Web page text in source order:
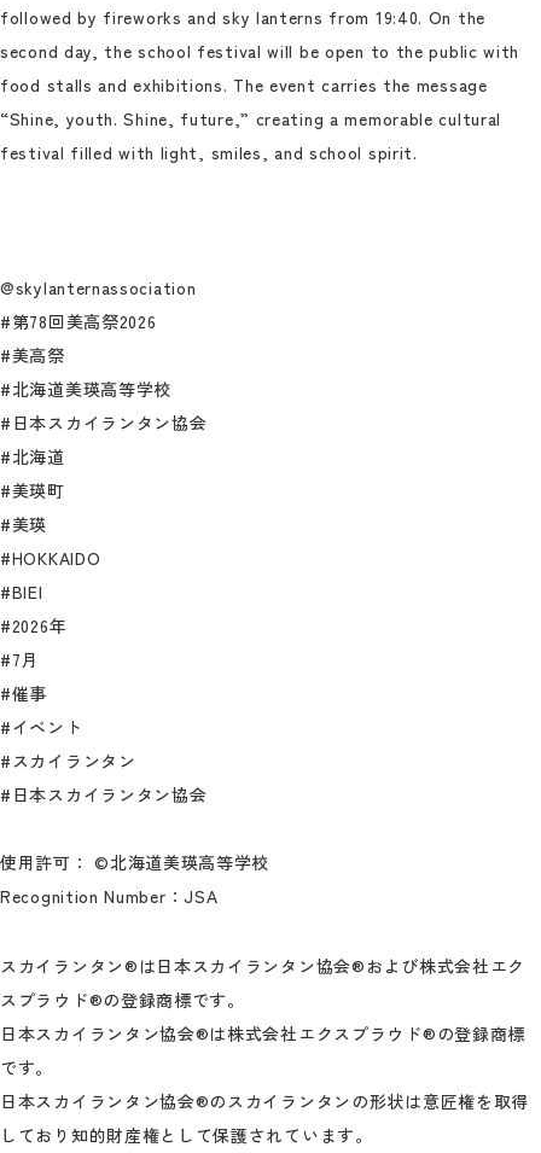
followed by fireworks and sky lanterns from 19:40. On the
second day, the school festival will be open to the public with
food stalls and exhibitions. The event carries the message
“Shine, youth. Shine, future,” creating a memorable cultural
festival filled with light, smiles, and school spirit.
@skylanternassociation
#第78回美高祭2026
#美高祭
#北海道美瑛高等学校
#日本スカイランタン協会
#北海道
#美瑛町
#美瑛
#HOKKAIDO
#BIEI
#2026年
#7月
#催事
#イベント
#スカイランタン
#日本スカイランタン協会
使用許可： ©北海道美瑛高等学校
Recognition Number：JSA
スカイランタン®は日本スカイランタン協会®および株式会社エク
スプラウド®の登録商標です。
日本スカイランタン協会®は株式会社エクスプラウド®の登録商標
です。
日本スカイランタン協会®のスカイランタンの形状は意匠権を取得
しており知的財産権として保護されています。